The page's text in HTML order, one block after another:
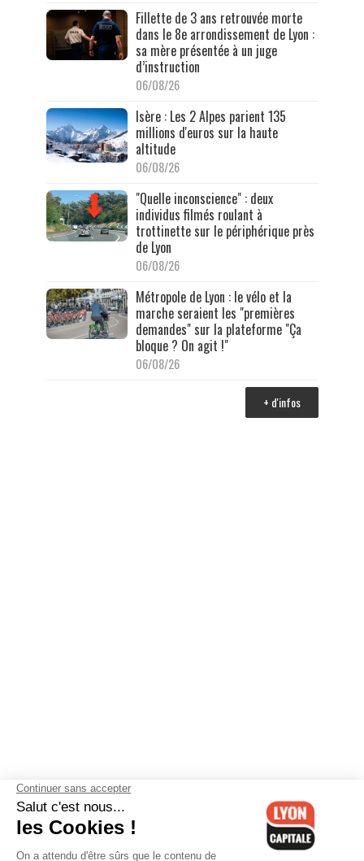
Fillette de 3 ans retrouvée morte
dans le 8e arrondissement de Lyon :
sa mère présentée à un juge
d’instruction
06/08/26
Isère : Les 2 Alpes parient 135
millions d'euros sur la haute
altitude
06/08/26
"Quelle inconscience" : deux
individus filmés roulant à
trottinette sur le périphérique près
de Lyon
06/08/26
Métropole de Lyon : le vélo et la
marche seraient les "premières
demandes" sur la plateforme "Ça
bloque ? On agit !"
06/08/26
+ d'infos